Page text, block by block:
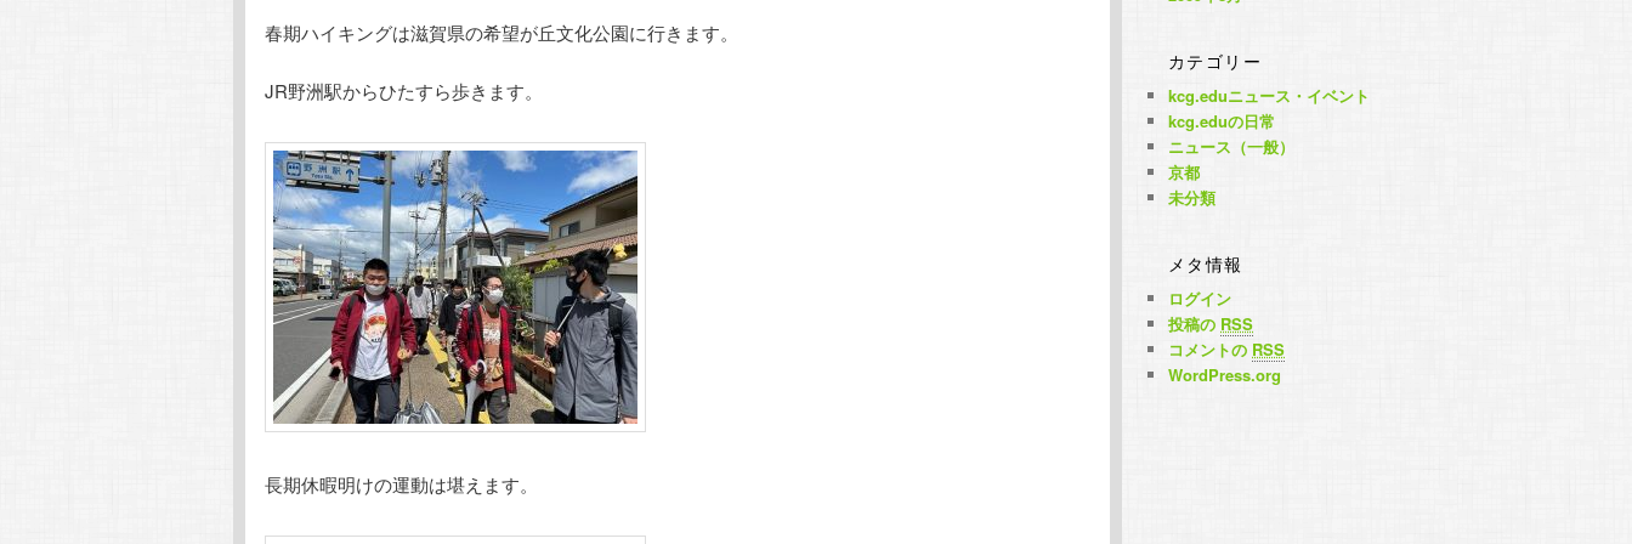
春期ハイキングは滋賀県の希望が丘文化公園に行きます。
JR野洲駅からひたすら歩きます。
長期休暇明けの運動は堪えます。
カテゴリー
kcg.eduニュース・イベント
kcg.eduの日常
ニュース（一般）
京都
未分類
メタ情報
ログイン
投稿の RSS
コメントの RSS
WordPress.org